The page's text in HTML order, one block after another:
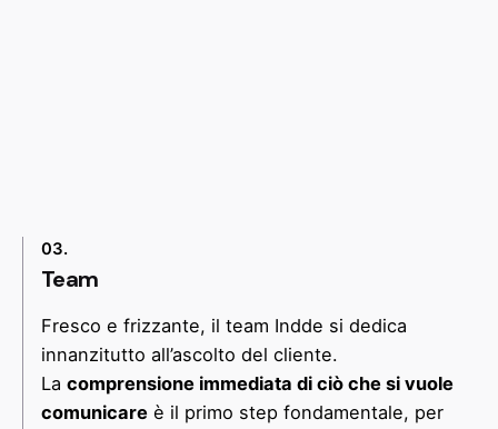
03.
Team
Fresco e frizzante, il team Indde si dedica
innanzitutto all’ascolto del cliente.
La comprensione immediata di ciò che si vuole
comunicare è il primo step fondamentale, per